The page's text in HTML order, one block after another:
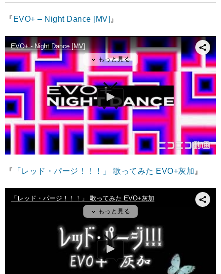
『 EVO+ – Night Dance [MV] 』
『 「レッド・パージ！！！」 歌ってみた EVO+灰加 』